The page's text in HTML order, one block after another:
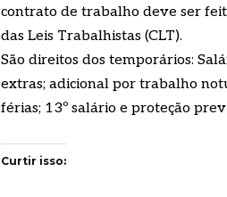
contrato de trabalho deve ser
das Leis Trabalhistas (CLT).
São direitos dos temporários:
extras; adicional por trabalho
férias; 13º salário e proteção
Curtir isso: